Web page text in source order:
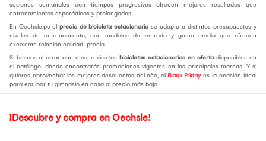
sesiones semanales con tiempos progresivos ofrecen mejores resultados que
entrenamientos esporádicos y prolongados.
En Oechsle.pe el precio de bicicleta estacionaria se adapta a distintos presupuestos y
niveles de entrenamiento, con modelos de entrada y gama media que ofrecen
excelente relación calidad-precio.
Si buscas ahorrar aún más, revisa las bicicletas estacionarias en oferta disponibles en
el catálogo, donde encontrarás promociones vigentes en las principales marcas. Y si
quieres aprovechar los mejores descuentos del año, el Black Fridayes la ocasión ideal
para equipar tu gimnasio en casa al precio más bajo.
¡Descubre y compra en Oechsle!